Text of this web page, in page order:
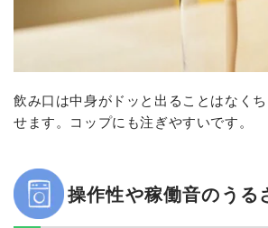
飲み口は中身がドッと出ることはなく
せます。コップにも注ぎやすいです。
操作性や稼働音のうる